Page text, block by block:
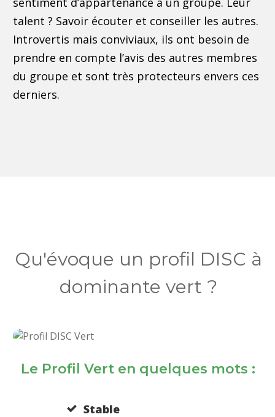
talent ? Savoir écouter et conseiller les autres.
Introvertis mais conviviaux, ils ont besoin de
prendre en compte l’avis des autres membres
du groupe et sont très protecteurs envers ces
derniers.
Qu'évoque un profil DISC à
dominante vert ?
Le Profil Vert en quelques mots :
Stable